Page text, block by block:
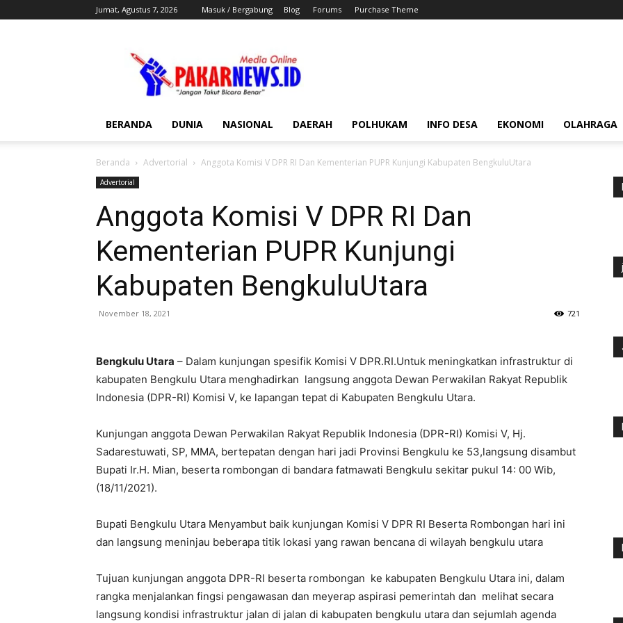
Jumat, Agustus 7, 2026 Masuk / Bergabung Blog Forums Purchase Theme
BERANDA DUNIA NASIONAL DAERAH POLHUKAM INFO DESA EKONOMI OLAHRAGA
Beranda Advertorial Anggota Komisi V DPR RI Dan Kementerian PUPR Kunjungi Kabupaten BengkuluUtara
Advertorial
Anggota Komisi V DPR RI Dan
Kementerian PUPR Kunjungi
Kabupaten BengkuluUtara
November 18, 2021 721
Bengkulu Utara – Dalam kunjungan spesifik Komisi V DPR.RI.Untuk meningkatkan infrastruktur di
kabupaten Bengkulu Utara menghadirkan langsung anggota Dewan Perwakilan Rakyat Republik
Indonesia (DPR-RI) Komisi V, ke lapangan tepat di Kabupaten Bengkulu Utara.
Kunjungan anggota Dewan Perwakilan Rakyat Republik Indonesia (DPR-RI) Komisi V, Hj.
Sadarestuwati, SP, MMA, bertepatan dengan hari jadi Provinsi Bengkulu ke 53,langsung disambut
Bupati Ir.H. Mian, beserta rombongan di bandara fatmawati Bengkulu sekitar pukul 14: 00 Wib,
(18/11/2021).
Bupati Bengkulu Utara Menyambut baik kunjungan Komisi V DPR RI Beserta Rombongan hari ini
dan langsung meninjau beberapa titik lokasi yang rawan bencana di wilayah bengkulu utara
Tujuan kunjungan anggota DPR-RI beserta rombongan ke kabupaten Bengkulu Utara ini, dalam
rangka menjalankan fingsi pengawasan dan meyerap aspirasi pemerintah dan melihat secara
langsung kondisi infrastruktur jalan di jalan di kabupaten bengkulu utara dan sejumlah agenda